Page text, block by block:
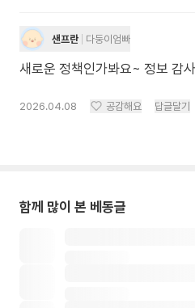
샌프란 다둥이엄빠
새로운 정책인가봐요~ 정보 감
2026.04.08 공감해요 답글달기
함께 많이 본 베동글